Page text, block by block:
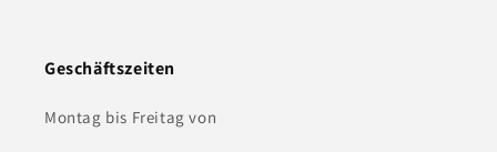
Geschäftszeiten
Montag bis Freitag von